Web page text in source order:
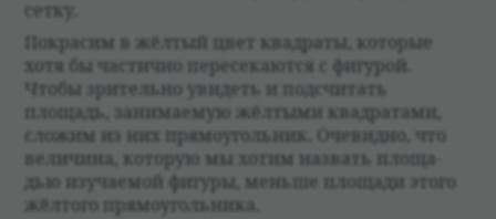
сетку.
Покра­сим в жёл­тый цвет квад­раты, кото­рые
хотя бы частично пере­се­каются с фигу­рой.
Чтобы зри­тельно уви­деть и под­счи­тать
площадь, занима­емую жёл­тыми квад­ра­тами,
сложим из них прямо­уголь­ник. Оче­видно, что
вели­чина, кото­рую мы хотим назвать площа­
дью изу­ча­емой фигуры, меньше площади этого
жёл­того прямо­уголь­ника.